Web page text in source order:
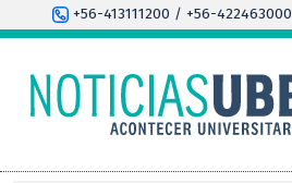
+56-413111200 / +56-422463000